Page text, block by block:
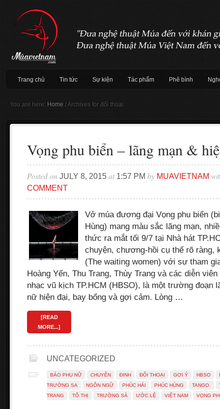
Trang chủ Tin tức Sự kiện Tác phẩm Phê bình
You are here: Home /Archives for đối thoại
Vọng phu biển – lãng mạn &
Posted on JULY 8, 2015 at 1:57 PM by MUAVIETNAM
COMMENT
Vở múa đương đại Vọng phu biển
Hùng) mang màu sắc lãng mạn,
thức ra mắt tối 9/7 tại Nhà hát
chuyện, chương-hồi cụ thể rõ ràng,
(The waiting women) với sự tham
Hoàng Yến, Thu Trang, Thùy Trang và các diễn
nhạc vũ kịch TP.HCM (HBSO), là một trường đoạn
nữ hiện đại, bay bổng và gợi cảm. Lòng …
[READ
MORE...]
UNCATEGORIZED
BÁO PHỤ NỮ CHUYỂN ĐINH ĐỐI THOẠI GỢI Ý HBSO
TRƯỜNG SA
NGÔN NGỮ PHÚC HẢI PHÚC HÙNG TANGO.
TRANG
TÔ THỊ TRƯỜNG SÀ ƯỚC LỆ VIỆT NAM VỌNG